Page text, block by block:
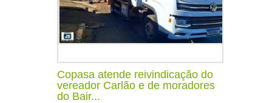
Copasa atende reivindicação do
vereador Carlão e de moradores
do Bair...